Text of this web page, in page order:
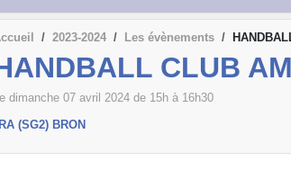
2023-2024 Les évènements
CLUB
dimanche 07 avril 2024 de 15h à 16h30
(SG2) BRON